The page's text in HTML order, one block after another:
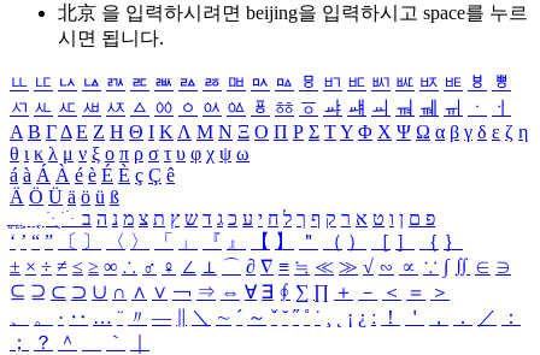
北京 을 입력하시려면 beijing을 입력하시고 space를 누르
시면 됩니다.
ㅥ ㅦ ㅧ ㅨ ㅩ ㅪ ㅫ ㅬ ㅭ ㅮ ㅯ ㅰ ㅱ ㅲ ㅳ ㅴ ㅵ ㅶ ㅷ ㅸ
ㅹ
ㅺ ㅻ ㅼ ㅽ ㅾ ㅿ ㆀ ㆁ ㆂ ㆃ ㆄ ㆅ ㆆ ㆇ ㆈ ㆉ ㆊ ㆋ ㆌ ㆍ
ㆎ
Α Β ΓΔ Ε Ζ Η Θ Ι ΚΛ Μ Ν Ξ Ο Π Ρ Σ ΤΥ Φ Χ Ψ Ω α β γ δ ε ζ η
θ ι κ λ μ ν ξ ο π ρ σ τ υ φ χ ψ ω
á à Á À é è É È ç Ç ê
Ä Ö Ü ä ö ü ß
ִֶֹ ֻּ ׁׂ פ ם ן ו ט א ר ק ף ך ל ח י ע כ ג ד ש ץ ת צ מ נ ה ב
‘ ’ “ ” 〔 〕 〈 〉 「 」 『 』 【 】 ＂ （ ） ［ ］ ｛ ｝
± × ÷ ≠ ≤ ≥ ∞ ∴ ♂ ♀ ∠ ⊥ ⌒ ∂ ∇ ≡ ≒ ≪ ≫ √ ∽ ∝ ∵ ∫ ∬ ∈ ∋
⊆ ⊇ ⊂ ⊃ ∪ ∩ ∧ ∨ ￢ ⇒ ⇔ ∀ ∃ ∮ ∑ ∏ ＋ － ＜ ＝
＞
、
。 · ‥ … ¨ 〃 ― ＼ ∼ ´ ～ ˇ ˘ ˝ ˚ ˙ ¸ ¡ ¿ ː ！ ＇ ， ． ／
：
；
？ ＾ ｀